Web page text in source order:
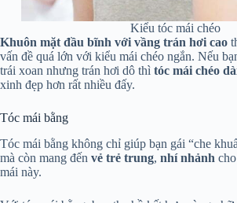
Kiểu tóc mái chéo
Khuôn mặt đầu bĩnh với vầng trán hơi cao
vấn đề quá lớn với kiểu mái chéo ngắn. Nếu
trái xoan nhưng trán hơi dô thì tóc mái chéo
xinh đẹp hơn rất nhiều đấy.
Tóc mái bằng
Tóc mái bằng không chỉ giúp bạn gái “che
mà còn mang đến vẻ trẻ trung, nhí nhảnh
mái này.